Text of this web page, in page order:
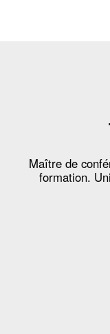
Maître de
formation.